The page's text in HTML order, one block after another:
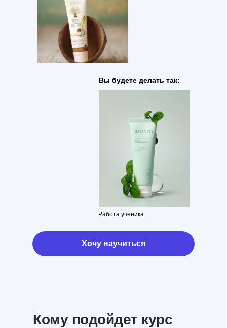
Работа ученика
Вы будете делать так:
Хочу научиться
Кому подойдет курс